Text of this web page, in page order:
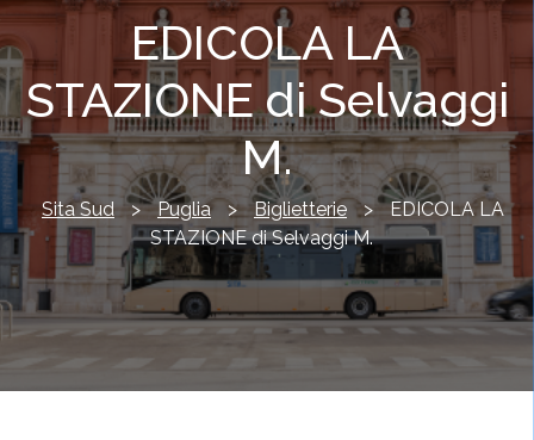
EDICOLA LA
STAZIONE di Selvaggi
M.
Sita Sud > Puglia > Biglietterie >
EDICOLA LA
STAZIONE di Selvaggi M.